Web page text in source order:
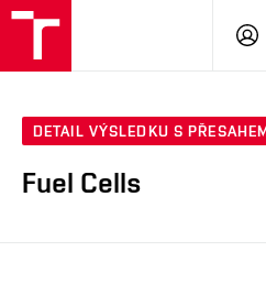
DETAIL VÝSLEDKU S
Fuel Cells